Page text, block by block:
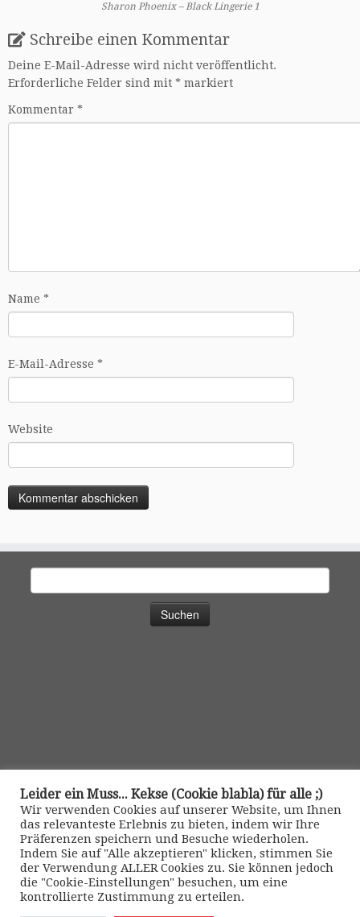
Sharon Phoenix – Black Lingerie 1
Schreibe einen Kommentar
Deine E-Mail-Adresse wird nicht veröffentlicht.
Erforderliche Felder sind mit * markiert
Kommentar *
Name *
E-Mail-Adresse *
Website
Kontakt
Leider ein Muss... Kekse (Cookie blabla) für alle ;)
Wir verwenden Cookies auf unserer Website, um Ihnen
das relevanteste Erlebnis zu bieten, indem wir Ihre
Präferenzen speichern und Besuche wiederholen.
Indem Sie auf "Alle akzeptieren" klicken, stimmen Sie
der Verwendung ALLER Cookies zu. Sie können jedoch
die "Cookie-Einstellungen" besuchen, um eine
kontrollierte Zustimmung zu erteilen.